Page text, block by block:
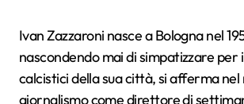
Ivan Zazzaroni nasce a Bologna nel
nascondendo mai di simpatizzare per
calcistici della sua città, si afferma nel
giornalismo come direttore di